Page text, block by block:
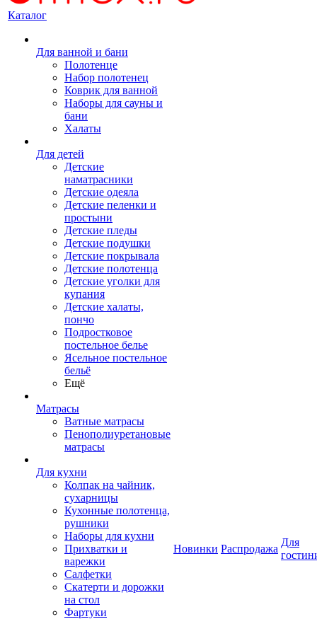
Каталог
Для ванной и бани
Полотенце
Набор полотенец
Коврик для ванной
Наборы для сауны и
бани
Халаты
Для детей
Детские
наматрасники
Детские одеяла
Детские пеленки и
простыни
Детские пледы
Детские подушки
Детские покрывала
Детские полотенца
Детские уголки для
купания
Детские халаты,
пончо
Подростковое
постельное белье
Ясельное постельное
бельё
Ещё
Матрасы
Ватные матрасы
Пенополиуретановые
матрасы
Для кухни
Колпак на чайник,
сухарницы
Кухонные полотенца,
рушники
Наборы для кухни
Прихватки и
варежки
Салфетки
Скатерти и дорожки
на стол
Фартуки
Новинки Распродажа
Для